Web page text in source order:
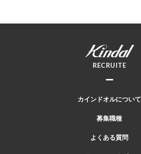
RECRUITE
カインドオルについて
募集職種
よくある質問